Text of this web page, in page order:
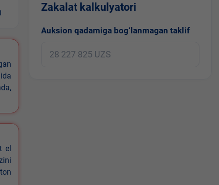
el
Zakalat kalkulyatori
Auksion qadamiga bog‘lanmagan taklif